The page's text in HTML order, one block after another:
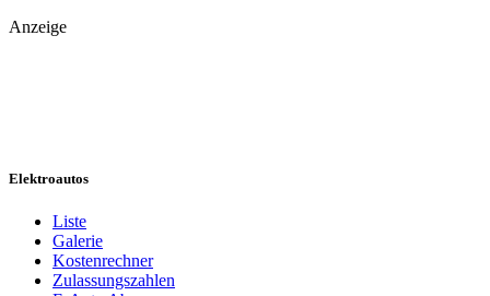
Anzeige
Elektroautos
Liste
Galerie
Kostenrechner
Zulassungszahlen